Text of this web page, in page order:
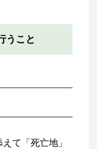
うこと
て「死亡地」